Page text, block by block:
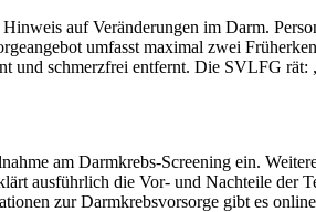
auf Veränderungen im Darm.
umfasst maximal zwei
und schmerzfrei entfernt. Die SVLFG
am Darmkrebs-Screening ein.
ausführlich die Vor- und Nachteile der
zur Darmkrebsvorsorge gibt es